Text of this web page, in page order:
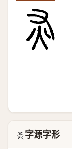
𤆆 字源字形